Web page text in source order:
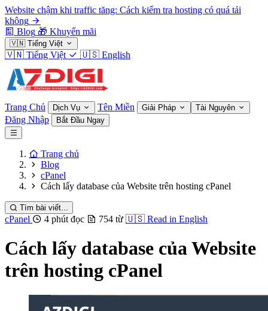
Website chậm khi traffic tăng: Cách kiểm tra hosting có quá tải
không
Blog 🎁 Khuyến mãi
🇻🇳 Tiếng Việt
🇻🇳 Tiếng Việt 🇺🇸 English
Trang Chủ Dịch Vụ Tên Miền Giải Pháp Tài Nguyên
Đăng Nhập Bắt Đầu Ngay
Trang chủ
Blog
cPanel
Cách lấy database của Website trên hosting cPanel
Tìm bài viết...
cPanel 4 phút đọc 754 từ 🇺🇸 Read in English
Cách lấy database của Website
trên hosting cPanel